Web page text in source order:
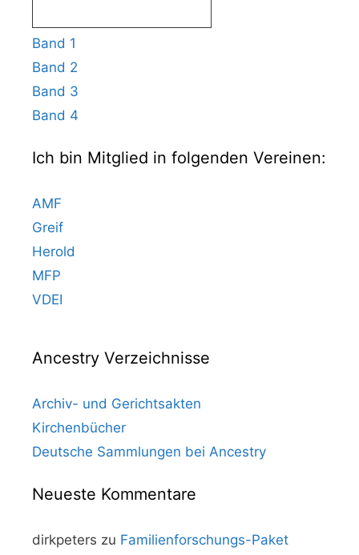
Band 1
Band 2
Band 3
Band 4
Ich bin Mitglied in folgenden Vereinen:
AMF
Greif
Herold
MFP
VDEI
Ancestry Verzeichnisse
Archiv- und Gerichtsakten
Kirchenbücher
Deutsche Sammlungen bei Ancestry
Neueste Kommentare
dirkpeters zu Familienforschungs-Paket